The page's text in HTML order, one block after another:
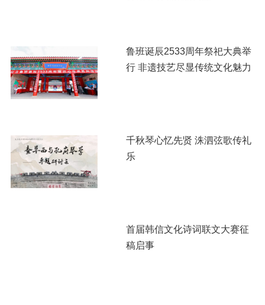
鲁班诞辰2533周年祭祀大典举
行 非遗技艺尽显传统文化魅力
千秋琴心忆先贤 洙泗弦歌传礼
乐
首届韩信文化诗词联文大赛征
稿启事